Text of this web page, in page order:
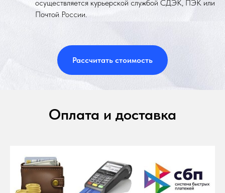
осуществляется курьерской службой СДЭК, ПЭК или
Почтой России.
Рассчитать стоимость
Оплата и доставка